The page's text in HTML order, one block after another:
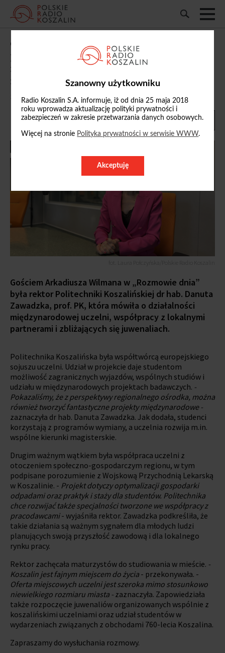
Szanowny użytkowniku
Radio Koszalin S.A. informuje, iż od dnia 25 maja 2018
roku wprowadza aktualizację polityki prywatności i
zabezpieczeń w zakresie przetwarzania danych osobowych.
Więcej na stronie Polityka prywatności w serwisie WWW.
Akceptuję
dr hab. Danuta Zawadzka, profesor PK: z
perspektywy regionalnego ośrodka
można tworzyć fantastyczne projekty
międzynarodowe
15/05/2026, 08:58
Gościem Arkadiusza Wilmana w „Rozmowie dnia”
była rektor Politechniki Koszalińskiej dr hab. Danuta
Zawadzka, prof. PK, która mówiła o działalności
międzynarodowej uczelni, współpracy z lokalnymi
partnerami i zbliżających się juwenaliach.
Politechnika Koszalińska była współtwórcą europejskiego
sojuszu uczelni. Udział w projekcie daje studentom
możliwość zagranicznych wyjazdów, wspólnych studiów i
udziału w międzynarodowych projektach badawczych. -
Pokazaliśmy, że z perspektywy regionalnego ośrodka, można
również tworzyć fantastyczne projekty międzynarodowe -
zaznaczyła dr hab. Danuta Zawadzka. Jak dodała, studenci
korzystają z programów wymiany, a uczelnia rozwija m.in.
wspólne kierunki magisterskie.
Drugim ważnym wątkiem była współpraca uczelni z
otoczeniem społeczno-gospodarczym regionu, w tym
podpisane porozumienie z Wojskową Przychodnią Lekarską
w Koszalinie. - Projekt dotyczy optymalizacji gospodarki
odpadami oraz praktyk i staży dla studentów. Politechnika
chce rozwijać także specjalności tworzone we współpracy z
pracodawcami- wyjaśniła rektor. Zawadzka podkreśliła, że
takie działania są ważnym sygnałem dla młodych ludzi
planujących swoją przyszłość zawodową i dla lokalnego
rynku pracy.
Rektor zachęcała maturzystów do studiowania w mieście. -
Koszalin jest fajnym miejscem do życia - przekonywała. -
Oferta miejscowych uczelni jest szeroka mimo stosunkowo
niewielkiego rozmiaru miasta - zaznaczyła. Zapowiedziała
także rozpoczęcie juwenaliów organizowanych wspólnie z
koszalińskimi uczelniami oraz udział studentów w
wydarzeniach związanych z obchodami 760-lecia Koszalina.
Zapraszamy do wysłuchania rozmowy.